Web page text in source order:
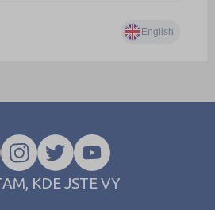
KDE JSTE VY